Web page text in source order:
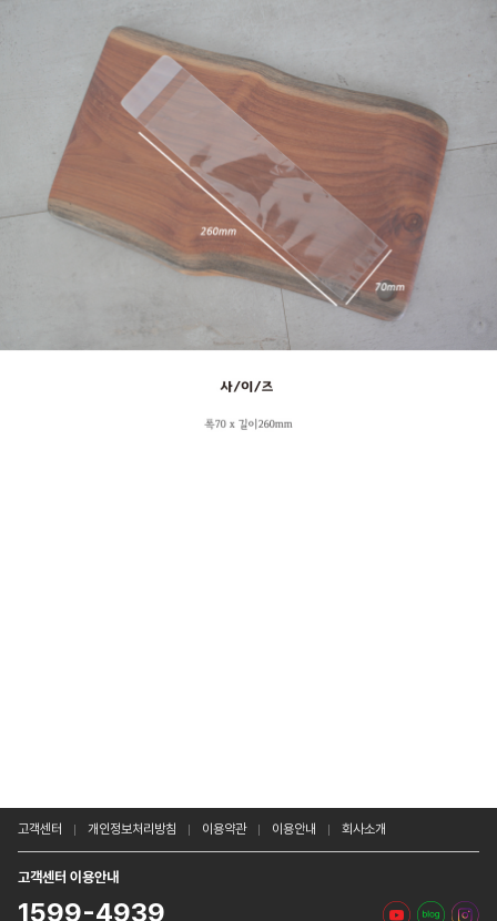
고객센터 개인정보처리방침 이용약관 이용안내 회사소개
고객센터 이용안내
1599-4939